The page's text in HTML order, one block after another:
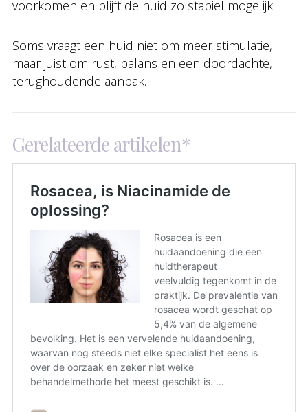
voorkomen en blijft de huid zo stabiel mogelijk.
Soms vraagt een huid niet om meer stimulatie,
maar juist om rust, balans en een doordachte,
terughoudende aanpak.
Gerelateerde artikelen*